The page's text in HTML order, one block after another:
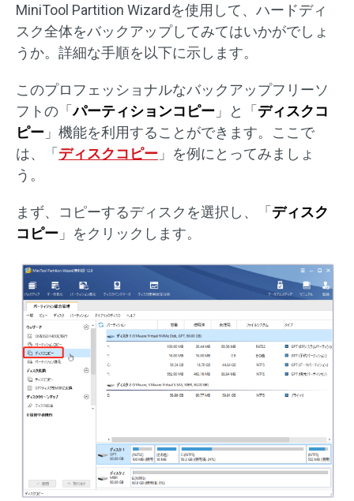
MiniTool Partition Wizardを使用して、ハードディ
スク全体をバックアップしてみてはいかがでしょ
うか。詳細な手順を以下に示します。
このプロフェッショナルなバックアップフリーソ
フトの「パーティションコピー 」と「ディスクコ
ピー 」機能を利用することができます。ここで
は、「ディスクコピー 」を例にとってみましょ
う。
まず、コピーするディスクを選択し、「ディスク
コピー 」をクリックします。